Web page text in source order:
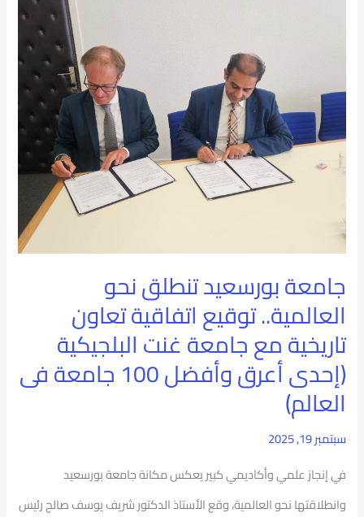
جامعة بورسعيد تنطلق نحو
العالمية.. توقيع اتفاقية تعاون
تاريخية مع جامعة غنت البلجيكية
(إحدى أعرق وأفضل 100 جامعة فى
العالم)
سبتمبر 19, 2025
في إنجاز علمي وأكاديمي كبير يعكس مكانة جامعة بورسعيد
وانطلاقتها نحو العالمية، وقع الأستاذ الدكتور شريف يوسف صالح رئيس
نحو
العالمية..
توقيع
اتفاقية
تاريخية
جامعة
غنت
البلجيكية
(إحدى
وأفضل
100
جامعة